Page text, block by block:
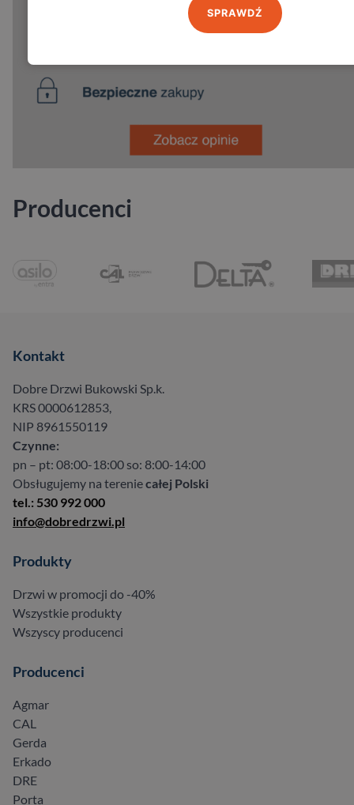
Producenci
Kontakt
Dobre Drzwi Bukowski Sp.k.
KRS 0000612853,
NIP 8961550119
Czynne:
pn – pt: 08:00-18:00 so: 8:00-14:00
Obsługujemy na tereniecałej Polski
tel.: 530 992 000
info@dobredrzwi.pl
Produkty
Drzwi w promocji do -40%
Wszystkie produkty
Wszyscy producenci
Producenci
Agmar
CAL
Gerda
Erkado
DRE
Porta
SPRAWDŹ